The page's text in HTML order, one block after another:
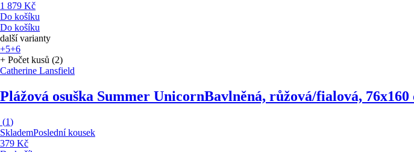
1 879 Kč
Do košíku
Do košíku
další varianty
+5+6
+ Počet kusů (2)
Catherine Lansfield
Plážová osuška Summer UnicornBavlněná, růžová/fialová, 76x160
(1)
SklademPoslední kousek
379 Kč